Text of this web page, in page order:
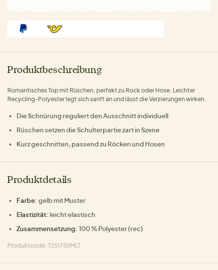
Produktbeschreibung
Romantisches Top mit Rüschen, perfekt zu Rock oder Hose. Leichter
Recycling-Polyester legt sich sanft an und lässt die Verzierungen wirken.
Die Schnürung reguliert den Ausschnitt individuell
Rüschen setzen die Schulterpartie zart in Szene
Kurz geschnitten, passend zu Röcken und Hosen
Produktdetails
Farbe: gelb mit Muster
Elastizität: leicht elastisch
Zusammensetzung: 100 % Polyester (rec)
Produktcode: T251755MLT